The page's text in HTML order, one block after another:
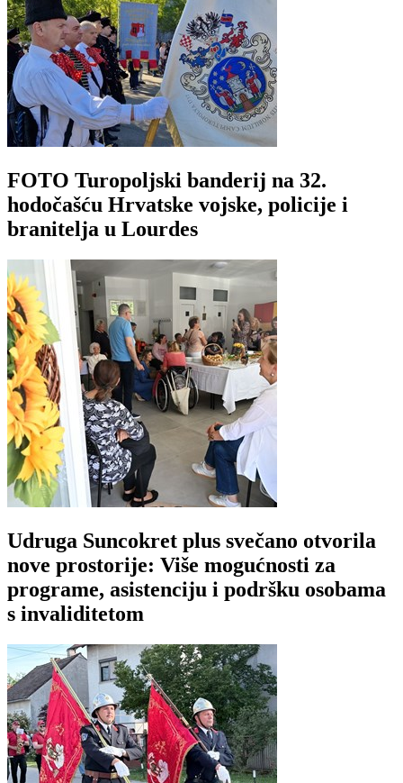
FOTO Turopoljski banderij na 32.
hodočašću Hrvatske vojske, policije i
branitelja u Lourdes
Udruga Suncokret plus svečano otvorila
nove prostorije: Više mogućnosti za
programe, asistenciju i podršku osobama
s invaliditetom